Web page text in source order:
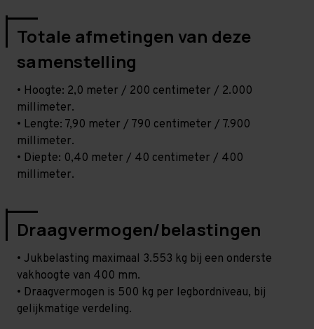
Totale afmetingen van deze
samenstelling
• Hoogte: 2,0 meter / 200 centimeter / 2.000
millimeter.
• Lengte: 7,90 meter / 790 centimeter / 7.900
millimeter.
• Diepte: 0,40 meter / 40 centimeter / 400
millimeter.
Draagvermogen/belastingen
• Jukbelasting maximaal 3.553 kg bij een onderste
vakhoogte van 400 mm.
• Draagvermogen is 500 kg per legbordniveau, bij
gelijkmatige verdeling.